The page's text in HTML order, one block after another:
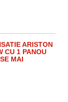
ARISTON
CU 1 PANOU
MAI